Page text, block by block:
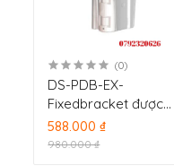
(0)
DS-PDB-EX-
Fixedbracket được
thiết kế để lắp đặt và
gắn kết Gạch mở
588.000 ₫
980.000 ₫